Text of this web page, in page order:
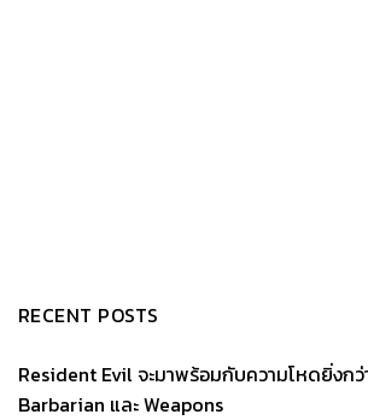
RECENT POSTS
Resident Evil จะมาพร้อมกับความโหดยิ่งก
Barbarian และ Weapons